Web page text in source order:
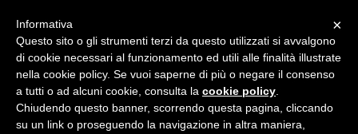
×
Informativa
Questo sito o gli strumenti terzi da questo utilizzati si avvalgono
di cookie necessari al funzionamento ed utili alle finalità illustrate
nella cookie policy. Se vuoi saperne di più o negare il consenso
a tutti o ad alcuni cookie, consulta la cookie policy
Chiudendo questo banner, scorrendo questa pagina, cliccando
su un link o proseguendo la navigazione in altra maniera,